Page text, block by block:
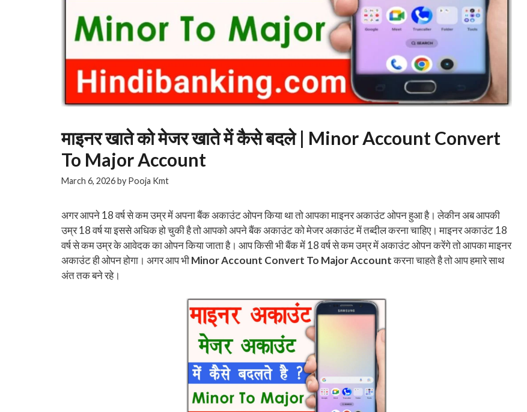
माइनर खाते को मेजर खाते में कैसे बदले | Minor Account Convert
To Major Account
March 6, 2026 by Pooja Kmt
अगर आपने 18 वर्ष से कम उम्र में अपना बैंक अकाउंट ओपन किया था तो आपका माइनर अकाउंट ओपन हुआ है। लेकीन अब आपकी
उम्र 18 वर्ष या इससे अधिक हो चुकी है तो आपको अपने बैंक अकाउंट को मेजर अकाउंट में तब्दील करना चाहिए। माइनर अकाउंट 18
वर्ष से कम उम्र के आवेदक का ओपन किया जाता है। आप किसी भी बैंक में 18 वर्ष से कम उम्र में अकाउंट ओपन करेंगे तो आपका माइनर
अकाउंट ही ओपन होगा। अगर आप भीMinor Account Convert To Major Accountकरना चाहते है तो आप हमारे साथ
अंत तक बने रहे।